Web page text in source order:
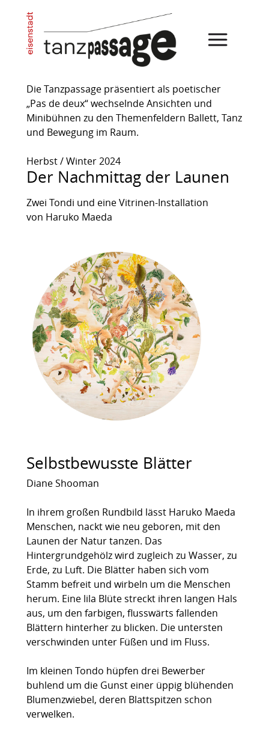
Die Tanzpassage präsentiert als poetischer
„Pas de deux“ wechselnde Ansichten und
Minibühnen zu den Themenfeldern Ballett, Tanz
und Bewegung im Raum.
Herbst / Winter 2024
Der Nachmittag der Launen
Zwei Tondi und eine Vitrinen-Installation
von Haruko Maeda
Selbstbewusste Blätter
Diane Shooman
In ihrem großen Rundbild lässt Haruko Maeda
Menschen, nackt wie neu geboren, mit den
Launen der Natur tanzen. Das
Hintergrundgehölz wird zugleich zu Wasser, zu
Erde, zu Luft. Die Blätter haben sich vom
Stamm befreit und wirbeln um die Menschen
herum. Eine lila Blüte streckt ihren langen Hals
aus, um den farbigen, flusswärts fallenden
Blättern hinterher zu blicken. Die untersten
verschwinden unter Füßen und im Fluss.
Im kleinen Tondo hüpfen drei Bewerber
buhlend um die Gunst einer üppig blühenden
Blumenzwiebel, deren Blattspitzen schon
verwelken.